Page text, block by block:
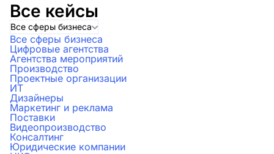
Все кейсы
Все сферы бизнеса
Все сферы бизнеса
Цифровые агентства
Агентства мероприятий
Производство
Проектные организации
ИТ
Дизайнеры
Маркетинг и реклама
Поставки
Видеопроизводство
Консалтинг
Юридические компании